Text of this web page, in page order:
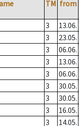
TM from
3 13.06.
3 23.05.
3 06.06.
3 13.06.
3 06.06.
3 30.05.
3 30.05.
3 16.05.
3 14.05.